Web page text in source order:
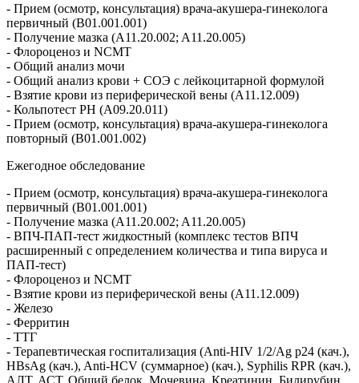
- Прием (осмотр, консультация) врача-акушера-гинеколога
первичный (B01.001.001)
- Получение мазка (A11.20.002; A11.20.005)
- Флороценоз и NCMT
- Общий анализ мочи
- Общий анализ крови + СОЭ с лейкоцитарной формулой
- Взятие крови из периферической вены (A11.12.009)
- Кольпотест PH (A09.20.011)
- Прием (осмотр, консультация) врача-акушера-гинеколога
повторный (B01.001.002)
Ежегодное обследование
- Прием (осмотр, консультация) врача-акушера-гинеколога
первичный (B01.001.001)
- Получение мазка (A11.20.002; A11.20.005)
- ВПЧ-ПАП-тест жидкостный (комплекс тестов ВПЧ
расширенный с определением количества и типа вируса и
ПАП-тест)
- Флороценоз и NCMT
- Взятие крови из периферической вены (A11.12.009)
- Железо
- Ферритин
- ТТГ
- Терапевтическая госпитализация (Anti-HIV 1/2/Ag p24 (кач.),
HBsAg (кач.), Anti-HCV (суммарное) (кач.), Syphilis RPR (кач.),
АЛТ, АСТ, Общий белок, Мочевина, Креатинин, Билирубин